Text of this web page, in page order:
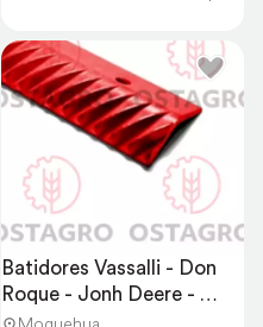
Batidores Vassalli - Don
Roque - Jonh Deere -
Case